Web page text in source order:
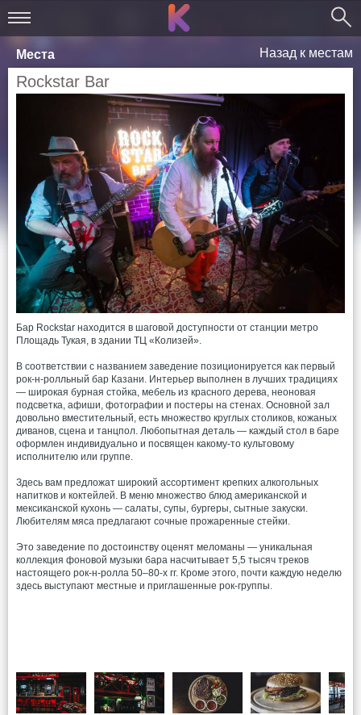
Места Назад к местам
Rockstar Bar
Бар Rockstar находится в шаговой доступности от станции метро
Площадь Тукая, в здании ТЦ «Колизей».
В соответствии с названием заведение позиционируется как первый
рок-н-ролльный бар Казани. Интерьер выполнен в лучших традициях
— широкая бурная стойка, мебель из красного дерева, неоновая
подсветка, афиши, фотографии и постеры на стенах. Основной зал
довольно вместительный, есть множество круглых столиков, кожаных
диванов, сцена и танцпол. Любопытная деталь — каждый стол в баре
оформлен индивидуально и посвящен какому-то культовому
исполнителю или группе.
Здесь вам предложат широкий ассортимент крепких алкогольных
напитков и коктейлей. В меню множество блюд американской и
мексиканской кухонь — салаты, супы, бургеры, сытные закуски.
Любителям мяса предлагают сочные прожаренные стейки.
Это заведение по достоинству оценят меломаны — уникальная
коллекция фоновой музыки бара насчитывает 5,5 тысяч треков
настоящего рок-н-ролла 50–80-х гг. Кроме этого, почти каждую неделю
здесь выступают местные и приглашенные рок-группы.